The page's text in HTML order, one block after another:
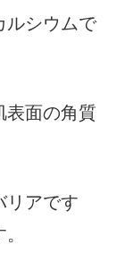
ルシウムで
表面の角質
リアです